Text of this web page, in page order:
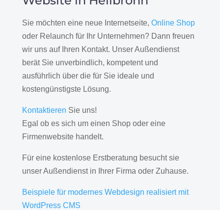
Sie möchten eine neue Internetseite, Online Shop
oder Relaunch für Ihr Unternehmen? Dann freuen
wir uns auf Ihren Kontakt. Unser Außendienst
berät Sie unverbindlich, kompetent und
ausführlich über die für Sie ideale und
kostengünstigste Lösung.
Kontaktieren Sie uns!
Egal ob es sich um einen Shop oder eine
Firmenwebsite handelt.
Für eine kostenlose Erstberatung besucht sie
unser Außendienst in Ihrer Firma oder Zuhause.
Beispiele für modernes Webdesign realisiert mit
WordPress CMS